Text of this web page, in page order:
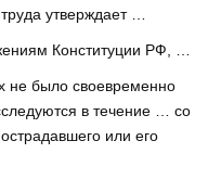
утверждает …
Конституции РФ, …
не было своевременно
в течение … со
или его